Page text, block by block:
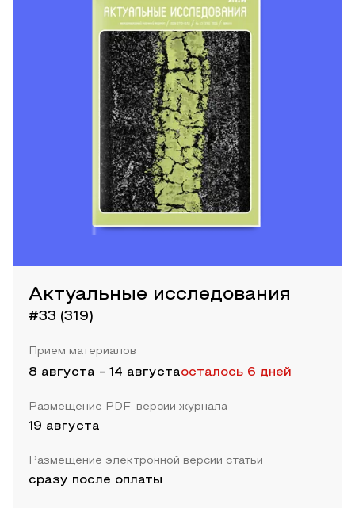
Актуальные исследования
#33 (319)
Прием материалов
8 августа - 14 августаосталось 6 дней
Размещение PDF-версии журнала
19 августа
Размещение электронной версии статьи
сразу после оплаты